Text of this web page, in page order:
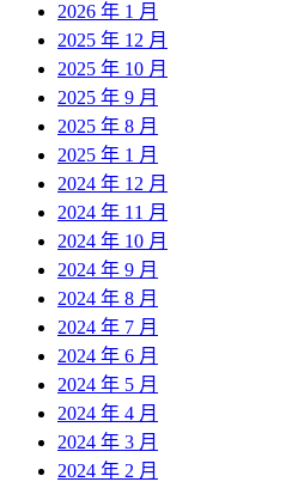
2026 年 1 月
2025 年 12 月
2025 年 10 月
2025 年 9 月
2025 年 8 月
2025 年 1 月
2024 年 12 月
2024 年 11 月
2024 年 10 月
2024 年 9 月
2024 年 8 月
2024 年 7 月
2024 年 6 月
2024 年 5 月
2024 年 4 月
2024 年 3 月
2024 年 2 月